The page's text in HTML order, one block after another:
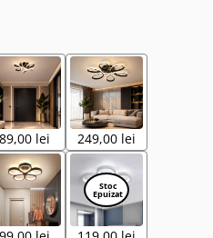
89,00 lei 249,00 lei